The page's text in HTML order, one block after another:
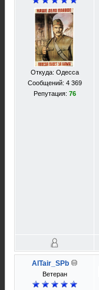
Откуда: Одесса
Сообщений: 4 369
Репутация: 76
AlTair_SPb
Ветеран